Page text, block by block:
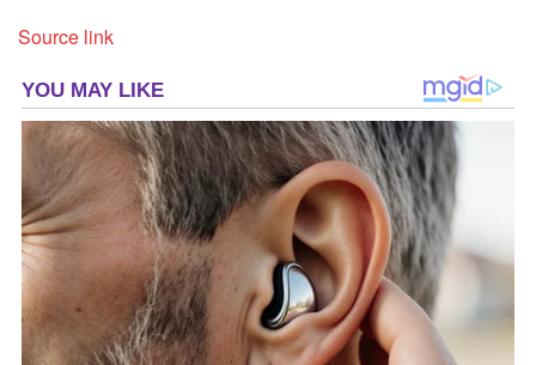
Source link